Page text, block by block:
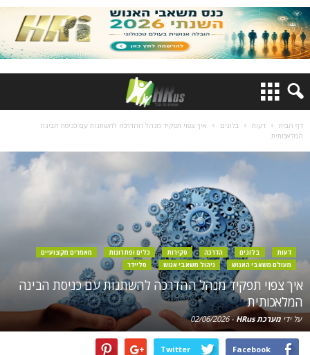
דף הבית דעות בלוגים
איך צפוי תפקיד מנהל ההדרכה להשתנות עם כניסת הבינה
המלאכותית
דעות בלוגים הדרכה סקירות כלים ופתרונות
מאמרים מקצועיים
מעולם משאבי האנוש
ניהול משאבי אנוש סליידר
איך צפוי תפקיד מנהל ההדרכה להשתנות עם כניסת הבינה
המלאכותית
על ידי מערכת HRus -
02/06/2026
Facebook
Twitter